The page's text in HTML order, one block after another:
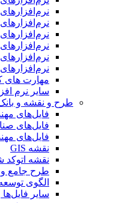
نرم‌افزارهای
نرم‌افزارهای
نرم‌افزارهای
نرم‌افزارهای
نرم‌افزارهای
نرم‌افزارهای
مهارت های
سایر نرم افزارها
طرح و نقشه و بانک
فایل‌های
فایل‌های صنایع
فایل‌های
نقشه GIS
نقشه اتوکد
طرح جامع و
الگوی توسعه
سایر فایل‌ها و